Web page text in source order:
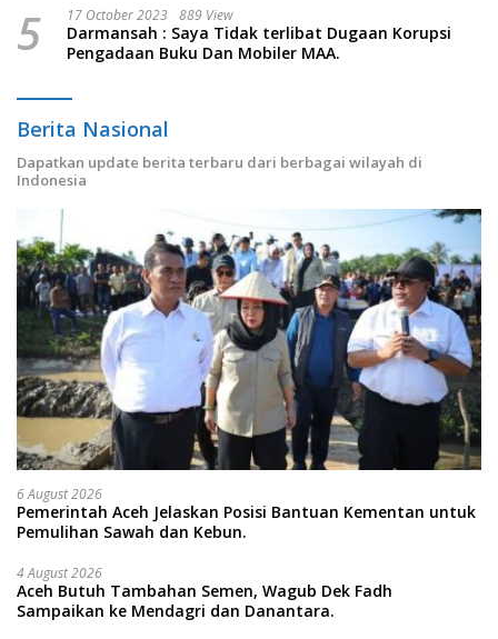
5 17 October 2023 889 View
Darmansah : Saya Tidak terlibat Dugaan Korupsi
Pengadaan Buku Dan Mobiler MAA.
Berita Nasional
Dapatkan update berita terbaru dari berbagai wilayah di
Indonesia
6 August 2026
Pemerintah Aceh Jelaskan Posisi Bantuan Kementan untuk
Pemulihan Sawah dan Kebun.
4 August 2026
Aceh Butuh Tambahan Semen, Wagub Dek Fadh
Sampaikan ke Mendagri dan Danantara.